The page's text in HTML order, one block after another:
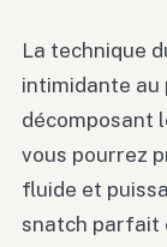
La technique
intimidante au
décomposant
vous pourrez
fluide et
snatch parfait